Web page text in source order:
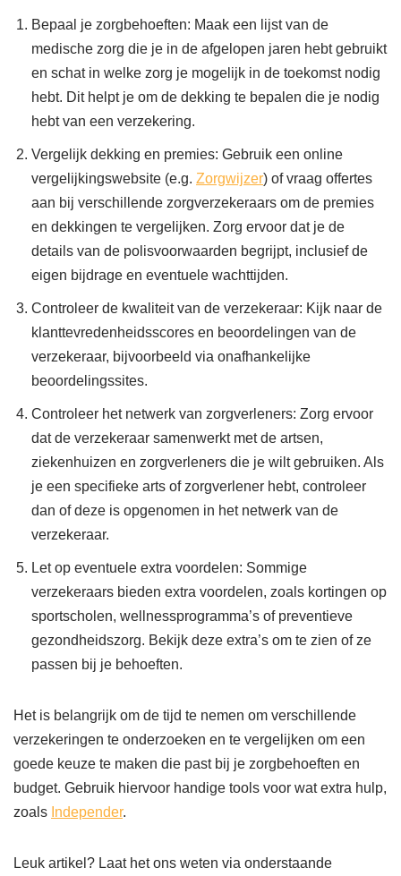
Bepaal je zorgbehoeften: Maak een lijst van de
medische zorg die je in de afgelopen jaren hebt gebruikt
en schat in welke zorg je mogelijk in de toekomst nodig
hebt. Dit helpt je om de dekking te bepalen die je nodig
hebt van een verzekering.
Vergelijk dekking en premies: Gebruik een online
vergelijkingswebsite (e.g. Zorgwijzer) of vraag offertes
aan bij verschillende zorgverzekeraars om de premies
en dekkingen te vergelijken. Zorg ervoor dat je de
details van de polisvoorwaarden begrijpt, inclusief de
eigen bijdrage en eventuele wachttijden.
Controleer de kwaliteit van de verzekeraar: Kijk naar de
klanttevredenheidsscores en beoordelingen van de
verzekeraar, bijvoorbeeld via onafhankelijke
beoordelingssites.
Controleer het netwerk van zorgverleners: Zorg ervoor
dat de verzekeraar samenwerkt met de artsen,
ziekenhuizen en zorgverleners die je wilt gebruiken. Als
je een specifieke arts of zorgverlener hebt, controleer
dan of deze is opgenomen in het netwerk van de
verzekeraar.
Let op eventuele extra voordelen: Sommige
verzekeraars bieden extra voordelen, zoals kortingen op
sportscholen, wellnessprogramma’s of preventieve
gezondheidszorg. Bekijk deze extra’s om te zien of ze
passen bij je behoeften.
Het is belangrijk om de tijd te nemen om verschillende
verzekeringen te onderzoeken en te vergelijken om een
goede keuze te maken die past bij je zorgbehoeften en
budget. Gebruik hiervoor handige tools voor wat extra hulp,
zoals Independer.
Leuk artikel? Laat het ons weten via onderstaande